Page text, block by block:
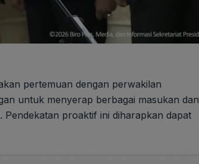
pertemuan dengan perwakilan
untuk menyerap berbagai masukan dan
Pendekatan proaktif ini diharapkan dapat